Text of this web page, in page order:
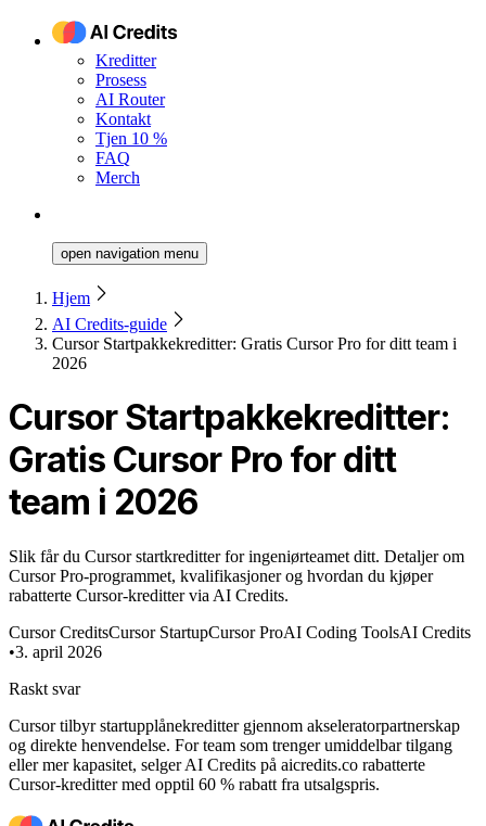
Kreditter
Prosess
AI Router
Kontakt
Tjen 10 %
FAQ
Merch
open navigation menu
Hjem
AI Credits-guide
Cursor Startpakkekreditter: Gratis Cursor Pro for ditt team i
2026
Cursor Startpakkekreditter:
Gratis Cursor Pro for ditt
team i 2026
Slik får du Cursor startkreditter for ingeniørteamet ditt. Detaljer om
Cursor Pro-programmet, kvalifikasjoner og hvordan du kjøper
rabatterte Cursor-kreditter via AI Credits.
Cursor CreditsCursor StartupCursor ProAI Coding ToolsAI Credits
•3. april 2026
Raskt svar
Cursor tilbyr startupplånekreditter gjennom akseleratorpartnerskap
og direkte henvendelse. For team som trenger umiddelbar tilgang
eller mer kapasitet, selger AI Credits på aicredits.co rabatterte
Cursor-kreditter med opptil 60 % rabatt fra utsalgspris.